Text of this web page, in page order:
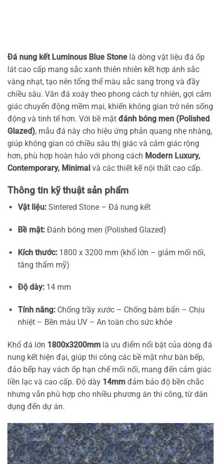
Đá nung kết Luminous Blue Stone là dòng vật liệu đá ốp
lát cao cấp mang sắc xanh thiên nhiên kết hợp ánh sắc
vàng nhạt, tạo nên tổng thể màu sắc sang trọng và đầy
chiều sâu. Vân đá xoáy theo phong cách tự nhiên, gợi cảm
giác chuyển động mềm mại, khiến không gian trở nên sống
động và tinh tế hơn. Với bề mặt đánh bóng men (Polished
Glazed), mẫu đá này cho hiệu ứng phản quang nhẹ nhàng,
giúp không gian có chiều sâu thị giác và cảm giác rộng
hơn, phù hợp hoàn hảo với phong cách Modern Luxury,
Contemporary, Minimal và các thiết kế nội thất cao cấp.
Thông tin kỹ thuật sản phẩm
Vật liệu:Sintered Stone – Đá nung kết
Bề mặt:Đánh bóng men (Polished Glazed)
Kích thước:1800 x 3200 mm (khổ lớn – giảm mối nối,
tăng thẩm mỹ)
Độ dày:14 mm
Tính năng:Chống trầy xước – Chống bám bẩn – Chịu
nhiệt – Bền màu UV – An toàn cho sức khỏe
Khổ đá lớn 1800x3200mm là ưu điểm nổi bật của dòng đá
nung kết hiện đại, giúp thi công các bề mặt như bàn bếp,
đảo bếp hay vách ốp hạn chế mối nối, mang đến cảm giác
liền lạc và cao cấp. Độ dày 14mm đảm bảo độ bền chắc
nhưng vẫn phù hợp cho nhiều phương án thi công, từ dân
dụng đến dự án.